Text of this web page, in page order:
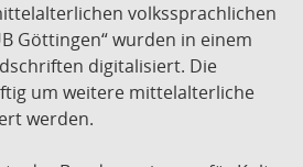
volkssprachlichen
Göttingen“ wurden in einem
digitalisiert. Die
um weitere mittelalterliche
werden.